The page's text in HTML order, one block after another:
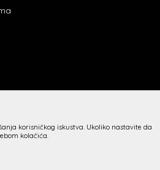
korisničkog iskustva. Ukoliko nastavite da
kolačića.